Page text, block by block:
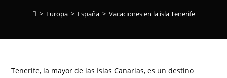
> Europa > España > Vacaciones en la isla Tenerife
Tenerife, la mayor de las Islas Canarias, es un destino